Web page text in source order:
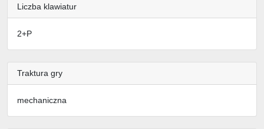
Liczba klawiatur
2+P
Traktura gry
mechaniczna